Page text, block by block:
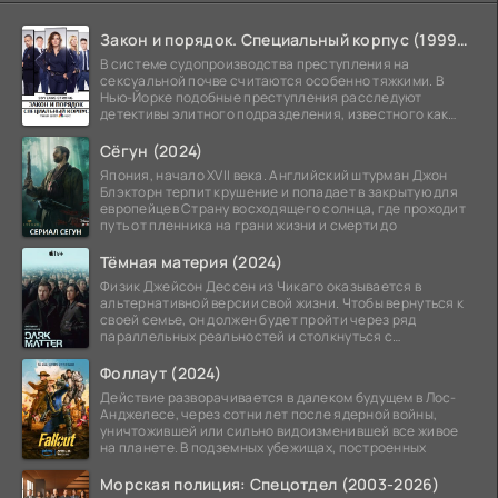
Закон и порядок. Специальный корпус (1999-2026)
В системе судопроизводства преступления на
сексуальной почве считаются особенно тяжкими. В
Нью-Йорке подобные преступления расследуют
детективы элитного подразделения, известного как
Сёгун (2024)
Япония, начало XVII века. Английский штурман Джон
Блэкторн терпит крушение и попадает в закрытую для
европейцев Страну восходящего солнца, где проходит
путь от пленника на грани жизни и смерти до
Тёмная материя (2024)
Физик Джейсон Дессен из Чикаго оказывается в
альтернативной версии свой жизни. Чтобы вернуться к
своей семье, он должен будет пройти через ряд
параллельных реальностей и столкнуться с
Фоллаут (2024)
Действие разворачивается в далеком будущем в Лос-
Анджелесе, через сотни лет после ядерной войны,
уничтожившей или сильно видоизменившей все живое
на планете. В подземных убежищах, построенных
Морская полиция: Спецотдел (2003-2026)